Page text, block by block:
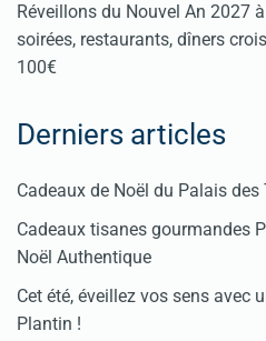
Réveillons du Nouvel An 2027
soirées, restaurants, dîners
100€
Derniers articles
Cadeaux de Noël du Palais des
Cadeaux tisanes gourmandes
Noël Authentique
Cet été, éveillez vos sens avec
Plantin !